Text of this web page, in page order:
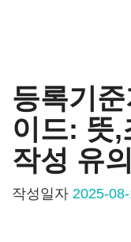
등록기
이드: 뜻,
작성 유
작성일자 2025-